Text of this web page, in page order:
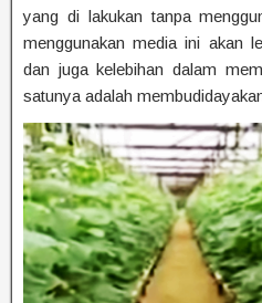
yang di lakukan tanpa
menggunakan media ini akan
dan juga kelebihan dalam
satunya adalah